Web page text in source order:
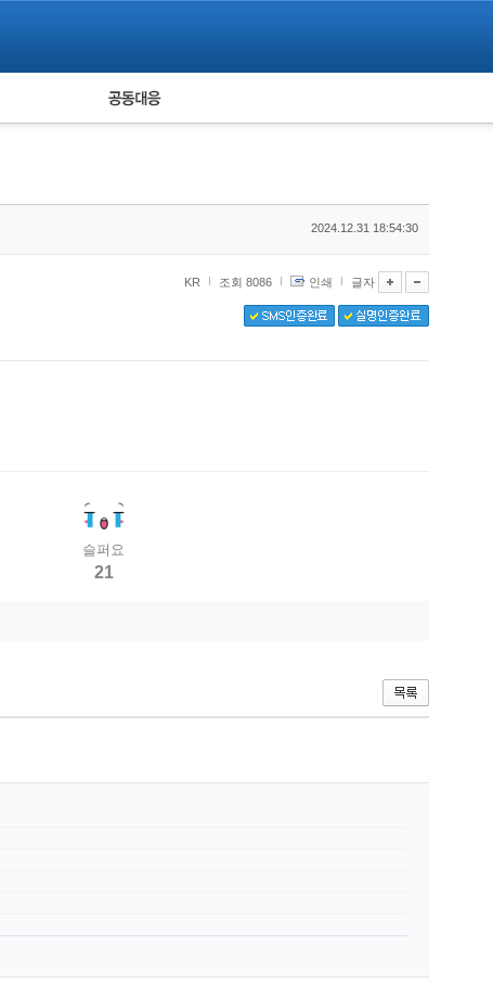
피해자 공동대응
2024.12.31 18:54:30
KR 조회 8086 인쇄 글자
슬퍼요
21